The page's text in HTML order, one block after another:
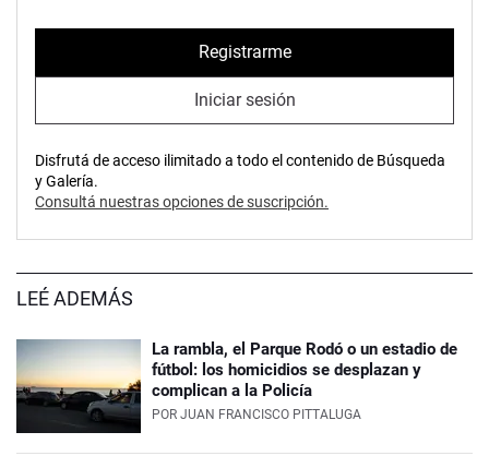
Registrarme
Iniciar sesión
Disfrutá de acceso ilimitado a todo el contenido de Búsqueda
y Galería.
Consultá nuestras opciones de suscripción.
LEÉ ADEMÁS
La rambla, el Parque Rodó o un estadio de
fútbol: los homicidios se desplazan y
complican a la Policía
POR JUAN FRANCISCO PITTALUGA